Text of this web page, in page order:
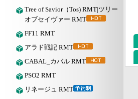
Tree of Savior（Tos) RMT|ツリー
オブセイヴァー RMT
FF11 RMT
アラド戦記 RMT
CABAL_カバル RMT
PSO2 RMT
リネージュ RMT